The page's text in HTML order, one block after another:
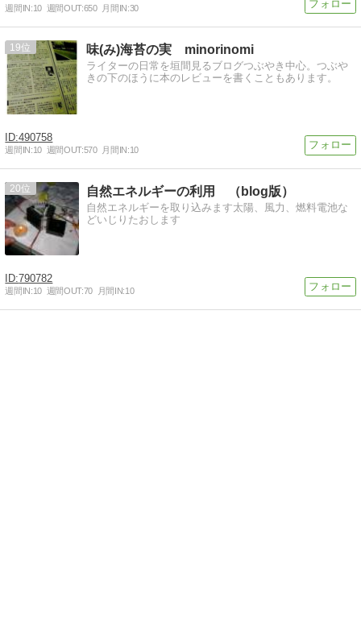
週間IN:10 週間OUT:650 月間IN:30
19 味(み)海苔の実 minorinomi
ライターの日常を垣間見るブログつぶやき中心。つぶや
きの下のほうに本のレビューを書くこともあります。
490758
週間IN:10 週間OUT:570 月間IN:10
20 自然エネルギーの利用 （blog版）
自然エネルギーを取り込みます太陽、風力、燃料電池な
どいじりたおします
790782
週間IN:10 週間OUT:70 月間IN:10